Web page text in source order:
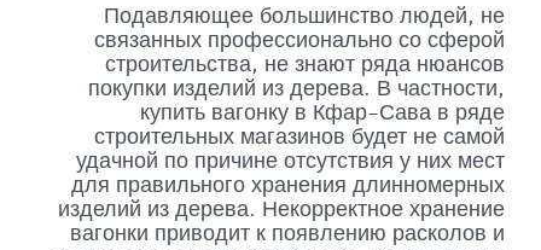
Подавляющее большинство людей, не
связанных профессионально со сферой
строительства, не знают ряда нюансов
покупки изделий из дерева. В частности,
купить вагонку в Кфар-Сава в ряде
строительных магазинов будет не самой
удачной по причине отсутствия у них мест
для правильного хранения длинномерных
изделий из дерева. Некорректное хранение
вагонки приводит к появлению расколов и